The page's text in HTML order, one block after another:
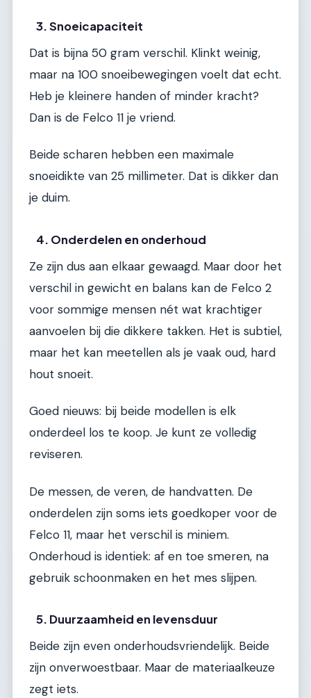
3. Snoeicapaciteit
Dat is bijna 50 gram verschil. Klinkt weinig,
maar na 100 snoeibewegingen voelt dat echt.
Heb je kleinere handen of minder kracht?
Dan is de Felco 11 je vriend.
Beide scharen hebben een maximale
snoeidikte van 25 millimeter. Dat is dikker dan
je duim.
4. Onderdelen en onderhoud
Ze zijn dus aan elkaar gewaagd. Maar door het
verschil in gewicht en balans kan de Felco 2
voor sommige mensen nét wat krachtiger
aanvoelen bij die dikkere takken. Het is subtiel,
maar het kan meetellen als je vaak oud, hard
hout snoeit.
Goed nieuws: bij beide modellen is elk
onderdeel los te koop. Je kunt ze volledig
reviseren.
De messen, de veren, de handvatten. De
onderdelen zijn soms iets goedkoper voor de
Felco 11, maar het verschil is miniem.
Onderhoud is identiek: af en toe smeren, na
gebruik schoonmaken en het mes slijpen.
5. Duurzaamheid en levensduur
Beide zijn even onderhoudsvriendelijk. Beide
zijn onverwoestbaar. Maar de materiaalkeuze
zegt iets.